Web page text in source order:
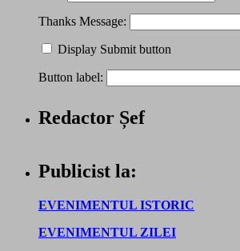
Thanks Message:
Display Submit button
Button label:
Redactor Șef
Publicist la:
EVENIMENTUL ISTORIC
EVENIMENTUL ZILEI